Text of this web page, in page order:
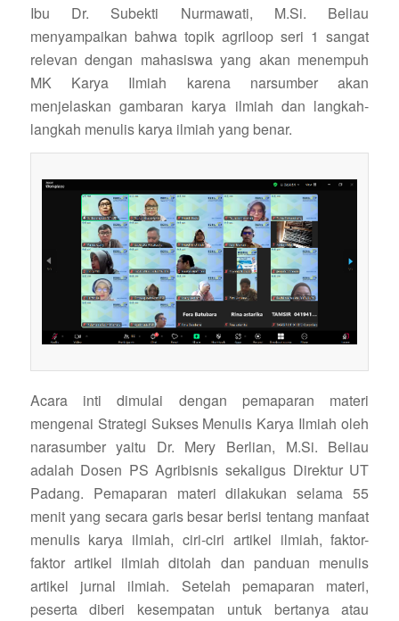
Ibu Dr. Subekti Nurmawati, M.Si. Beliau
menyampaikan bahwa topik agriloop seri 1 sangat
relevan dengan mahasiswa yang akan menempuh
MK Karya Ilmiah karena narsumber akan
menjelaskan gambaran karya ilmiah dan langkah-
langkah menulis karya ilmiah yang benar.
Acara inti dimulai dengan pemaparan materi
mengenai Strategi Sukses Menulis Karya Ilmiah oleh
narasumber yaitu Dr. Mery Berlian, M.Si. Beliau
adalah Dosen PS Agribisnis sekaligus Direktur UT
Padang. Pemaparan materi dilakukan selama 55
menit yang secara garis besar berisi tentang manfaat
menulis karya ilmiah, ciri-ciri artikel ilmiah, faktor-
faktor artikel ilmiah ditolah dan panduan menulis
artikel jurnal ilmiah. Setelah pemaparan materi,
peserta diberi kesempatan untuk bertanya atau